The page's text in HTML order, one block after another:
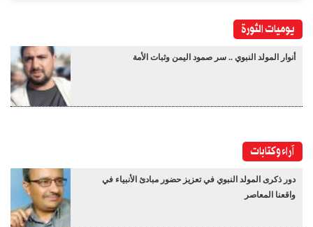
يوميات الثورة
أنوار المولد النبوي .. سر صمود اليمن وثبات الأمة
آراء وكتابات
دور ذكرى المولد النبوي في تعزيز حضور مبادئ الأنبياء في
واقعنا المعاصر